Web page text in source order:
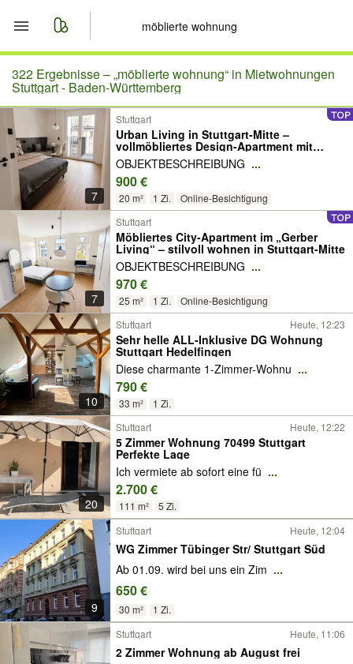
Start
Merkliste
Nachrichten
Anzeige aufgeben
322 Ergebnisse –„möblierte wohnung“ in Mietwohnungen
Stuttgart - Baden-Württemberg
7
Stuttgart
Urban Living in Stuttgart-Mitte –
vollmöbliertes Design-Apartment mit
Balkon im Neubau „Gerber Living“
OBJEKTBESCHREIBUNG ...
900 €
20 m² 1 Zi. Online-Besichtigung
7
Stuttgart
Möbliertes City-Apartment im „Gerber
Living“ – stilvoll wohnen in Stuttgart-Mitte
OBJEKTBESCHREIBUNG ...
970 €
25 m² 1 Zi. Online-Besichtigung
10
Stuttgart Heute, 12:23
Sehr helle ALL-Inklusive DG Wohnung
Stuttgart Hedelfingen
Diese charmante 1-Zimmer-Wohnu ...
790 €
33 m² 1 Zi.
20
Stuttgart Heute, 12:22
5 Zimmer Wohnung 70499 Stuttgart
Perfekte Lage
Ich vermiete ab sofort eine fü ...
2.700 €
111 m² 5 Zi.
9
Stuttgart Heute, 12:04
WG Zimmer Tübinger Str/ Stuttgart Süd
Ab 01.09. wird bei uns ein Zim ...
650 €
30 m² 1 Zi.
Stuttgart Heute, 11:06
2 Zimmer Wohnung ab August frei